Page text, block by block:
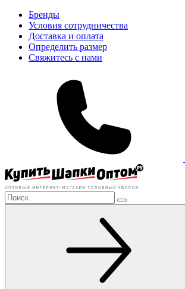
Бренды
Условия сотрудничества
Доставка и оплата
Определить размер
Свяжитесь с нами